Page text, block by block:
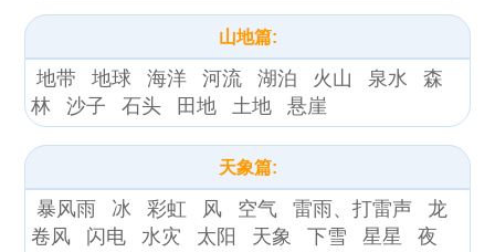
山地篇:
地带 地球 海洋 河流 湖泊 火山 泉水
森
林
沙子 石头 田地 土地 悬崖
天象篇:
暴风雨 冰 彩虹 风 空气 雷雨、打雷声
龙
卷风
闪电 水灾 太阳 天象 下雪 星星
夜